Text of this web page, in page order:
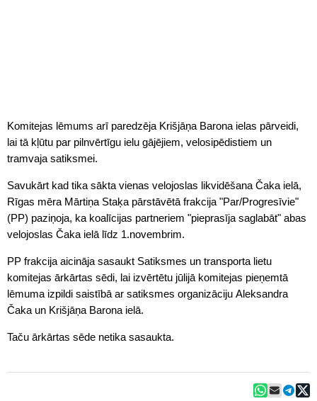
Komitejas lēmums arī paredzēja Krišjāņa Barona ielas pārveidi,
lai tā kļūtu par pilnvērtīgu ielu gājējiem, velosipēdistiem un
tramvaja satiksmei.
Savukārt kad tika sākta vienas velojoslas likvidēšana Čaka ielā,
Rīgas mēra Mārtiņa Staķa pārstāvētā frakcija "Par/Progresīvie"
(PP) paziņoja, ka koalīcijas partneriem "pieprasīja saglabāt" abas
velojoslas Čaka ielā līdz 1.novembrim.
PP frakcija aicināja sasaukt Satiksmes un transporta lietu
komitejas ārkārtas sēdi, lai izvērtētu jūlijā komitejas pieņemtā
lēmuma izpildi saistībā ar satiksmes organizāciju Aleksandra
Čaka un Krišjāņa Barona ielā.
Taču ārkārtas sēde netika sasaukta.